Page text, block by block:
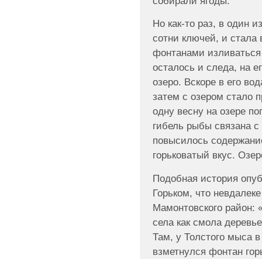
Но как-то раз, в один
сотни ключей, и
фонтанами изливаться
осталось и следа, на
озеро. Вскоре в его
затем с озером стало
одну весну на озере
гибель рыбы связана
повысилось
горьковатый вкус.
Подобная история
Горьком, что
Мамонтовского район:
села как смола
Там, у Толстого мыса
взметнулся фонтан